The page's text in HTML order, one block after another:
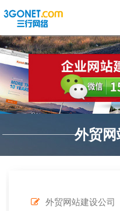
外贸
外贸网站建设公司